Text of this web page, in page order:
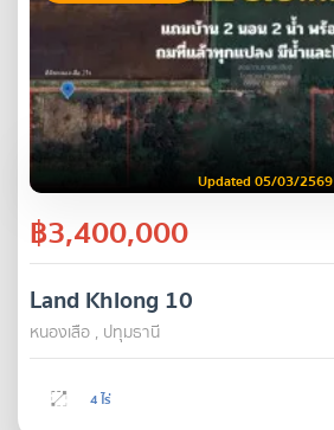
Updated 05/03/2569
฿3,400,000
Land Khlong 10
หนองเสือ , ปทุมธานี
4 ไร่